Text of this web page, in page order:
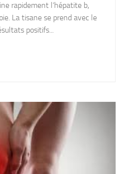
rapidement l’hépatite b,
La tisane se prend avec le
positifs...